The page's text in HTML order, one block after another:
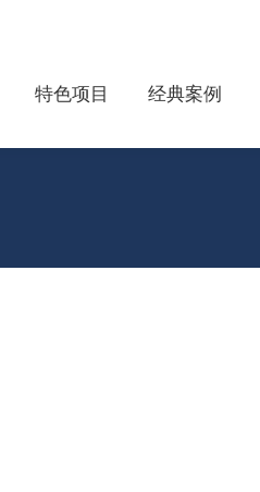
特色项目 经典案例